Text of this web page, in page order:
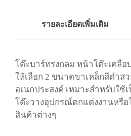
รายละเอียดเพิ่มเติม
โต๊ะบาร์ทรงกลม หน้าโต๊ะเคลื
ให้เลือก 2 ขนาดขาเหล็กสีดำส
อเนกประสงค์ เหมาะสำหรับใช้
โต๊ะวางอุปกรณ์ตกแต่งงานหรือ
สินค้าต่างๆ